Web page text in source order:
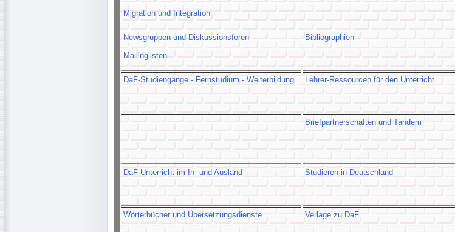
Migration und Integration
Newsgruppen und Diskussionsforen
Mailinglisten
Bibliographien
DaF-Studiengänge - Fernstudium - Weiterbildung Lehrer-Ressourcen für den Unterricht
Briefpartnerschaften und Tandem
DaF-Unterricht im In- und Ausland Studieren in Deutschland
Wörterbücher und Übersetzungsdienste Verlage zu DaF